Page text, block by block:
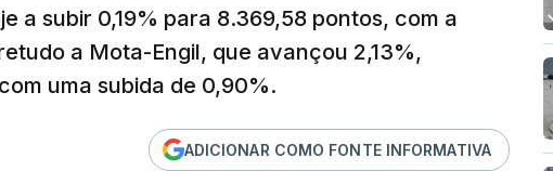
a subir 0,19% para 8.369,58 pontos, com a
a Mota-Engil, que avançou 2,13%,
uma subida de 0,90%.
ADICIONAR COMO FONTE INFORMATIVA